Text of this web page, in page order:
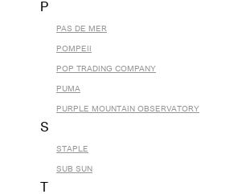
P
PAS DE MER
POMPEII
POP TRADING COMPANY
PUMA
PURPLE MOUNTAIN OBSERVATORY
S
STAPLE
SUB SUN